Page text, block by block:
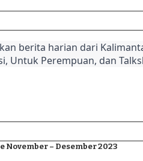
berita harian dari
Untuk Perempuan, dan
– Desember 2023